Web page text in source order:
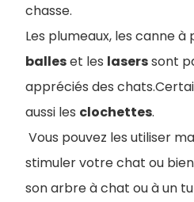
chasse.
Les plumeaux, les canne
balleset les laserssont
appréciés des
aussi les clochettes.
Vous pouvez les utiliser
stimuler votre chat ou
son arbre à chat ou à un